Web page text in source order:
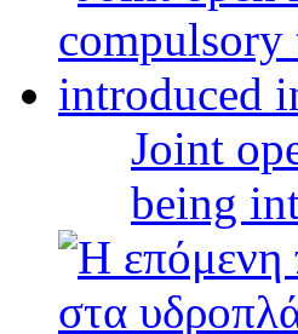
Joint
being